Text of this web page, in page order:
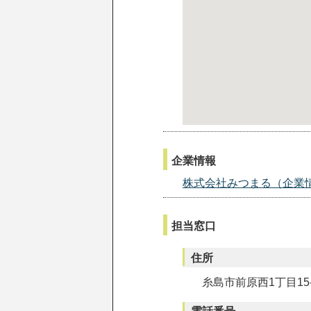
企業情報
株式会社みつまる（企業
担当窓口
住所
糸島市前原西1丁目